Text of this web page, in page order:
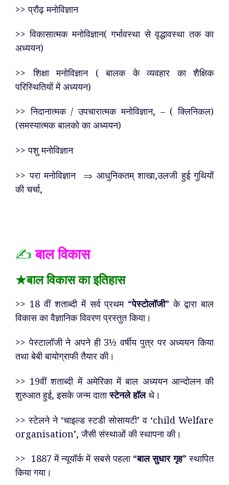
>> प्रौढ़ मनोविज्ञान
>> विकासात्मक मनोविज्ञान( गर्भावस्था से वृद्धावस्था तक का
अध्ययन)
>> शिक्षा मनोविज्ञान ( बालक के व्यवहार का शैक्षिक
परिस्थितियों में अध्ययन)
>> निदानात्मक / उपचारात्मक मनोविज्ञान, – ( क्लिनिकल)
(समस्यात्मक बालको का अध्ययन)
>> पशु मनोविज्ञान
>> परा मनोविज्ञान ⇒ आधुनिकतम् शाखा,उलजी हुई गुथियों
की चर्चा,
✍️बाल विकास
★बाल विकास का इतिहास
>> 18 वीं शताब्दी में सर्व प्रथम “पेस्टोलॉजी” के ‌द्वारा बाल
विकास का वैज्ञानिक विवरण प्रस्तुत किया।
>> पेस्टालॉजी ने अपने ही 3½ वर्षीय पुत्र पर अध्ययन किया
तथा बेबी बायोग्राफी तैयार की।
>> 19वीं शताब्दी में अमेरिका में बाल अध्ययन आन्दोलन की
शुरुआत हुई, इसके जन्म दातास्टेनले हॉलथे।
>> स्टेलने ने ‘चाइल्ड स्टडी सोसायटी’ व ‘child Welfare
organisation’, जैसी संस्थाओं की स्थापना की।
>> 1887 में न्यूयॉर्क में सबसे पहला “बाल सुधार गृह” स्थापित
किया गया।